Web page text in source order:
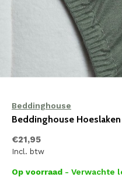
Beddinghouse
Beddinghouse
€21,95
Incl. btw
Op voorraad - Verwachte